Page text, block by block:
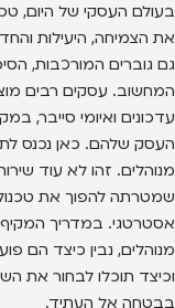
בעולם העסקי של היום,
את הצמיחה, היעילות
גם גוברים המורכבות,
המחשוב. עסקים רבים
עדכונים ואיומי סייבר,
העסק שלהם. כאן נכנס
מנוהלים. זהו לא עוד
שמטרתה להפוך את
מנוהלים, נבין כיצד הם
וכיצד תוכלו לבחור את
בבטחה אל העתיד.